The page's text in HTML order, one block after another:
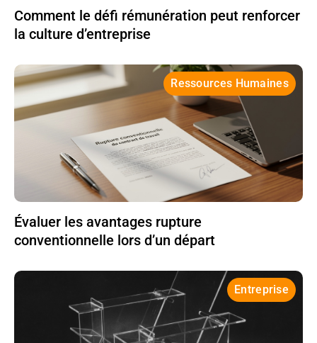
Comment le défi rémunération peut renforcer
la culture d’entreprise
Ressources Humaines
Évaluer les avantages rupture
conventionnelle lors d’un départ
Entreprise